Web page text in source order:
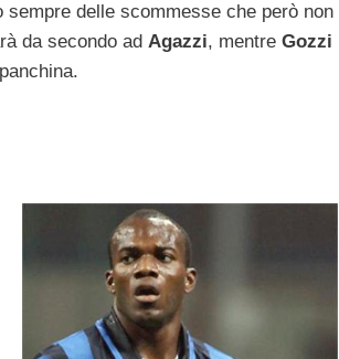
delle scommesse che però non
da secondo ad Agazzi, mentre Gozzi